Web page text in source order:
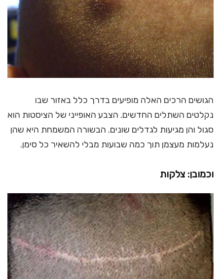
הגושים הרכים האלה מופיעים בדרך כלל באזור שבו
נקלטים השתלים החדשים. הצבע האופייני של הציסטות הוא
סגול והן מגיעות לגדלים שונים. הבשורה המשמחת היא שהן
נעלמות מעצמן תוך כמה שבועות מבלי להשאיר כל סימן.
וכמובן: צלקות